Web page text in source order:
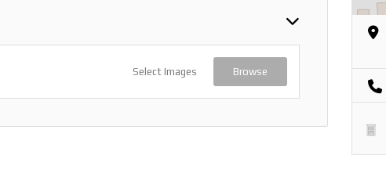
Select Images Browse